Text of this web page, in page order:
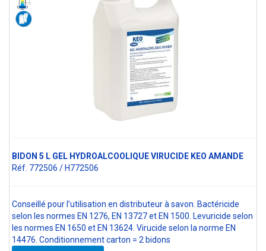
BIDON 5 L GEL HYDROALCOOLIQUE VIRUCIDE KEO AMANDE
Réf. 772506 / H772506
Conseillé pour l’utilisation en distributeur à savon. Bactéricide
selon les normes EN 1276, EN 13727 et EN 1500. Levuricide selon
les normes EN 1650 et EN 13624. Virucide selon la norme EN
14476. Conditionnement carton = 2 bidons